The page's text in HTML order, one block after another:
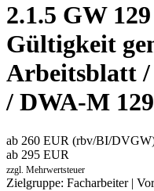
2.1.5 GW
Gültigkeit
Arbeitsblatt /
/ DWA-M
ab 260 EUR (rbv/BI/
ab 295 EUR
zzgl. Mehrwertsteuer
Zielgruppe: Facharbeiter |